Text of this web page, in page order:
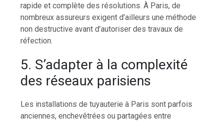
rapide et complète des résolutions. À Paris, de
nombreux assureurs exigent d’ailleurs une méthode
non destructive avant d’autoriser des travaux de
réfection.
5. S’adapter à la complexité
des réseaux parisiens
Les installations de tuyauterie à Paris sont parfois
anciennes, enchevêtrées ou partagées entre